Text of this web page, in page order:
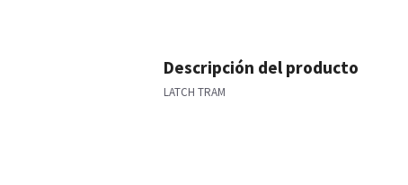
Descripción del producto
LATCH TRAM